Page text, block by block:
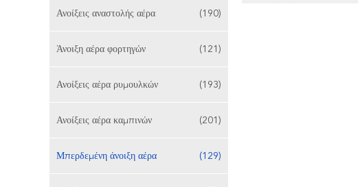
Ανοίξεις αναστολής αέρα (190)
Άνοιξη αέρα φορτηγών (121)
Ανοίξεις αέρα ρυμουλκών (193)
Ανοίξεις αέρα καμπινών (201)
Μπερδεμένη άνοιξη αέρα (129)